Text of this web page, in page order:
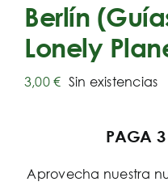
Berlín
Lonely
3,00€ Sin existencias
PAGA 3
Aprovecha nuestra